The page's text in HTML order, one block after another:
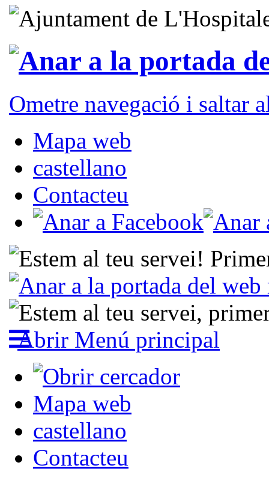
Ometre navegació i saltar
Mapa web
castellano
Contacteu
Abrir Menú principal
Mapa web
castellano
Contacteu